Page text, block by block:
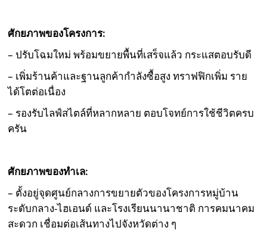
ศักยภาพของโครงการ:
– ปรับโฉมใหม่ พร้อมขยายพื้นที่เสร็จแล้ว กระแสตอบรับดี
– เพิ่มร้านค้าและฐานลูกค้ากำลังซื้อสูง ทราฟฟิกเพิ่ม ราย
ได้โตต่อเนื่อง
– รองรับไลฟ์สไตล์ที่หลากหลาย ตอบโจทย์การใช้ชีวิตครบ
ครัน
ศักยภาพของทำเล:
– ตั้งอยู่จุดศูนย์กลางการขยายตัวของโครงการหมู่บ้าน
ระดับกลาง-ไฮเอนด์ และโรงเรียนนานาชาติ การคมนาคม
สะดวก เชื่อมต่อเส้นทางไปจังหวัดต่าง ๆ